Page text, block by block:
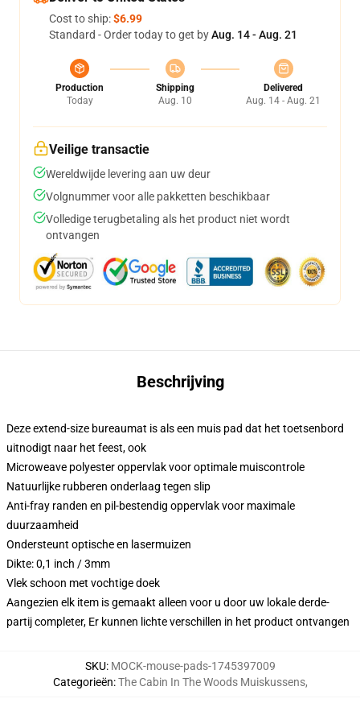
Cost to ship:$6.99
Standard - Order today to get byAug. 14 - Aug. 21
Production
Today
Shipping
Aug. 10
Delivered
Aug. 14 - Aug. 21
Veilige transactie
Wereldwijde levering aan uw deur
Volgnummer voor alle pakketten beschikbaar
Volledige terugbetaling als het product niet wordt
ontvangen
Beschrijving
Deze extend-size bureaumat is als een muis pad dat het toetsenbord
uitnodigt naar het feest, ook
Microweave polyester oppervlak voor optimale muiscontrole
Natuurlijke rubberen onderlaag tegen slip
Anti-fray randen en pil-bestendig oppervlak voor maximale
duurzaamheid
Ondersteunt optische en lasermuizen
Dikte: 0,1 inch / 3mm
Vlek schoon met vochtige doek
Aangezien elk item is gemaakt alleen voor u door uw lokale derde-
partij completer, Er kunnen lichte verschillen in het product ontvangen
SKU: MOCK-mouse-pads-1745397009
Categorieën:The Cabin In The Woods Muiskussens,